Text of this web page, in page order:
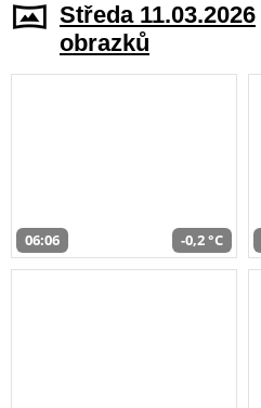
Středa 11.03.2026
obrazků
06:06 -0,2 °C